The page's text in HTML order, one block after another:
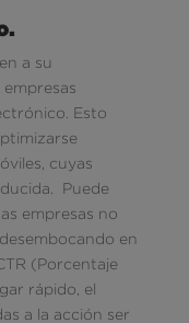
a su
Esto
cuyas
Puede
empresas no
en
(Porcentaje
rápido, el
a la acción ser